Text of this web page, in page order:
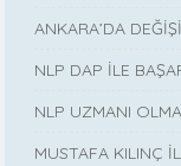
ANKARA’DA
NLP DAP İLE
NLP UZMANI
MUSTAFA KILINÇ